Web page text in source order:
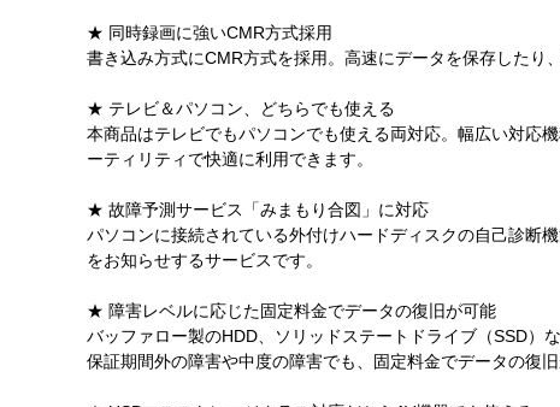
★ 同時録画に強いCMR方式採用
書き込み方式にCMR方式を採用。高速にデータを保存したり
★ テレビ＆パソコン、どちらでも使える
本商品はテレビでもパソコンでも使える両対応。幅広い対応
ーティリティで快適に利用できます。
★ 故障予測サービス「みまもり合図」に対応
パソコンに接続されている外付けハードディスクの自己診断
をお知らせするサービスです。
★ 障害レベルに応じた固定料金でデータの復旧が可能
バッファロー製のHDD、ソリッドステートドライブ（SSD）
保証期間外の障害や中度の障害でも、固定料金でデータの復